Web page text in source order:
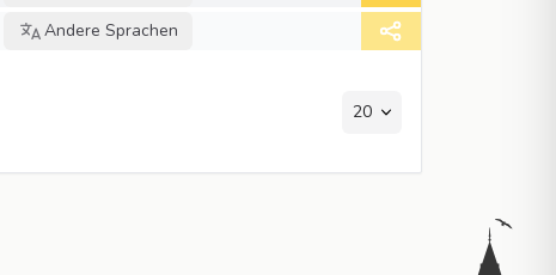
Andere Sprachen
20